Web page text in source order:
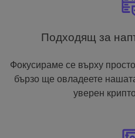
Подходящ за
Фокусираме се върху
бързо ще овладеете
уверен